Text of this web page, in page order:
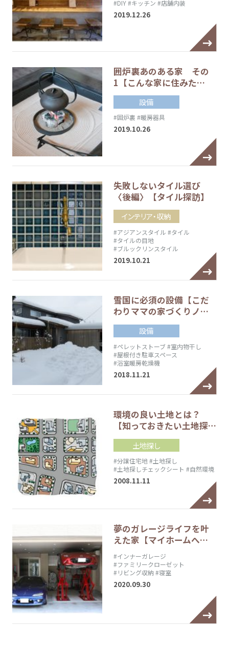
#DIY#キッチン #店舗内装
2019.12.26
囲炉裏あのある家 その
1【こんな家に住みた…
設備
#囲炉裏 #暖房器具
2019.10.26
失敗しないタイル選び
〈後編〉【タイル探訪】
インテリア・収納
#アジアンスタイル #タイル
#タイルの目地
#ブルックリンスタイル
2019.10.21
雪国に必須の設備【こだ
わりママの家づくりノ…
設備
#ペレットストーブ#室内物干し
#屋根付き駐車スペース
#浴室暖房乾燥機
2018.11.21
環境の良い土地とは？
【知っておきたい土地探…
土地探し
#分譲住宅地#土地探し
#土地探しチェックシート #自然環境
2008.11.11
夢のガレージライフを叶
えた家【マイホームへ…
#インナーガレージ
#ファミリークローゼット
#リビング収納 #寝室
2020.09.30